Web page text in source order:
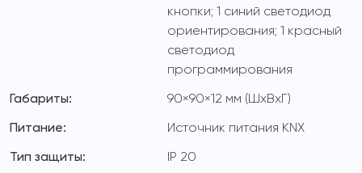
кнопки; 1 синий светодиод
ориентирования; 1 красный
светодиод
программирования
Габариты:
90×90×12 мм (ШхВхГ)
Питание:
Источник питания KNX
Тип защиты:
IP 20